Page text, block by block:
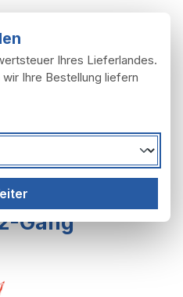
Gang
Ihres Lieferlandes.
Ihre Bestellung liefern